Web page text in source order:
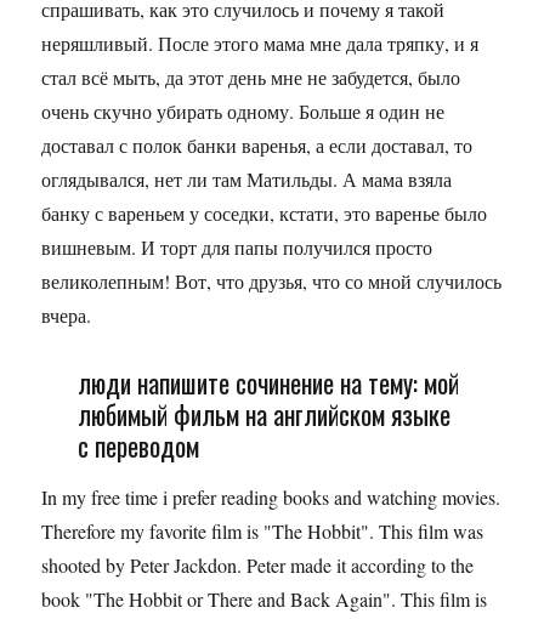
спрашивать, как это случилось и почему я такой
неряшливый. После этого мама мне дала тряпку, и я
стал всё мыть, да этот день мне не забудется, было
очень скучно убирать одному. Больше я один не
доставал с полок банки варенья, а если доставал, то
оглядывался, нет ли там Матильды. А мама взяла
банку с вареньем у соседки, кстати, это варенье было
вишневым. И торт для папы получился просто
великолепным! Вот, что друзья, что со мной случилось
вчера.
люди напишите сочинение на тему: мой
любимый фильм на английском языке
с переводом
In my free time i prefer reading books and watching movies.
Therefore my favorite film is "The Hobbit". This film was
shooted by Peter Jackdon. Peter made it according to the
book "The Hobbit or There and Back Again". This film is